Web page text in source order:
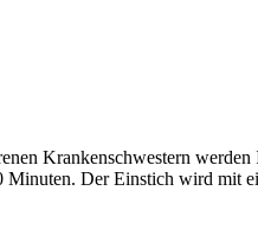
Krankenschwestern
Der Einstich wird mit